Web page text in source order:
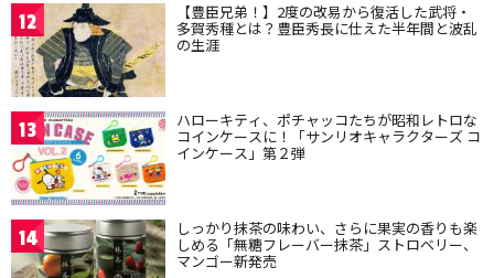
12 【豊臣兄弟！】2度の改易から復活した武将・
多賀秀種とは？豊臣秀長に仕えた半年間と波乱
の生涯
13 ハローキティ、ポチャッコたちが昭和レトロな
コインケースに！「サンリオキャラクターズ コ
インケース」第２弾
14 しっかり抹茶の味わい、さらに果実の香りも楽
しめる「無糖フレーバー抹茶」ストロベリー、
マンゴー新発売